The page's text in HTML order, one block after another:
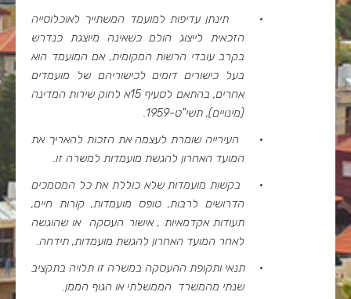
·
תינתן עדיפות למועמד המשתייך לאוכלוסייה
הזכאית לייצוג הולם כשאינה מיוצגת כנדרש
בקרב עובדי הרשות המקומית, אם המועמד הוא
בעל כישורים דומים לכישוריהם של מועמדים
אחרים, בהתאם לסעיף 15א לחוק שירות המדינה
(מינויים), תשי"ט-1959.
·
העירייה שומרת לעצמה את הזכות להאריך את
המועד האחרון להגשת מועמדות למשרה זו.
·
בקשות מועמדות שלא כוללת את כל המסמכים
הדרושים לרבות, טופס מועמדות, קורות חיים,
תעודות אקדמאיות , אישור העסקה או שהוגשה
לאחר המועד האחרון להגשת מועמדות, תידחה.
·
תנאי ותקופת ההעסקה במשרה זו תלויה בתקציב
שנתי מהמשרד הממשלתי או הגוף הממן.